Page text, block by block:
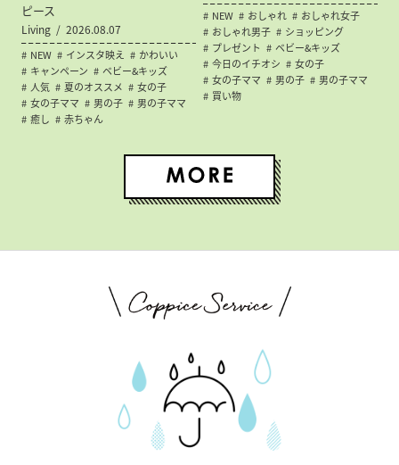
ピース
Living 2026.08.07
NEW インスタ映え
かわいい
キャンペーン
ベビー&キッズ
人気
夏のオススメ
女の子
女の子ママ
男の子
男の子ママ
癒し
赤ちゃん
NEW おしゃれ
おしゃれ女子
おしゃれ男子
ショッピング
プレゼント
ベビー&キッズ
今日のイチオシ
女の子
女の子ママ
男の子
男の子ママ
買い物